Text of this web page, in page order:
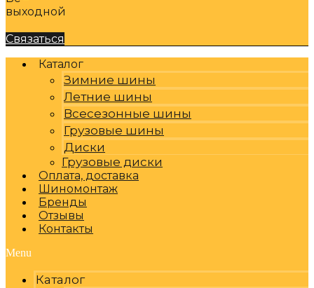
выходной
Связаться
Каталог
Зимние шины
Летние шины
Всесезонные шины
Грузовые шины
Диски
Грузовые диски
Оплата, доставка
Шиномонтаж
Бренды
Отзывы
Контакты
Menu
Каталог